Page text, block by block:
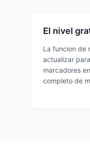
El nivel
La funcion de
actualizar
marcadores
completo de